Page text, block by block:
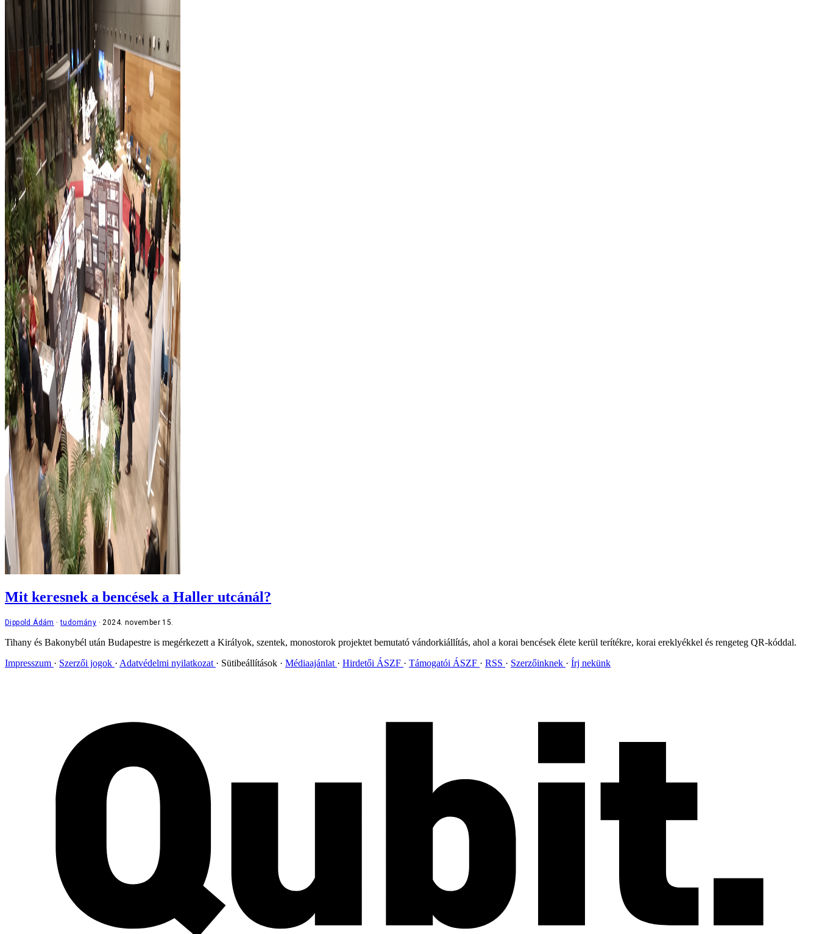
Mit keresnek a bencések a Haller utcánál?
Dippold Ádám tudomány 2024. november 15.
Tihany és Bakonybél után Budapestre is megérkezett a Királyok, szentek, monostorok projektet bemutató vándorkiállítás, ahol a korai bencések élete kerül terítékre, korai ereklyékkel és rengeteg QR-kóddal.
Impresszum
Szerzői jogok Adatvédelmi nyilatkozat Sütibeállítások Médiaajánlat Hirdetői ÁSZF Támogatói ÁSZF RSS Szerzőinknek Írj nekünk